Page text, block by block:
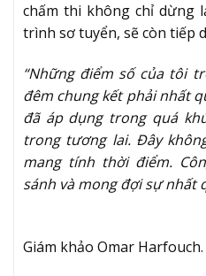
chấm thi không chỉ dừng
trình sơ tuyển, sẽ còn tiếp
“Những điểm số của tôi
đêm chung kết phải nhất
đã áp dụng trong quá
trong tương lai. Đây
mang tính thời điểm.
sánh và mong đợi sự nhất
Giám khảo Omar Harfouch.